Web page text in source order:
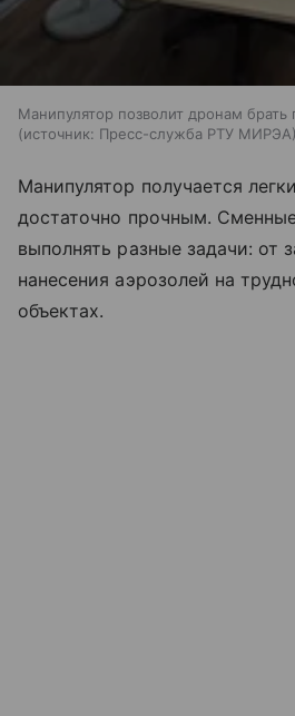
Манипулятор позволит дронам брать
источник: Пресс-служба РТУ МИРЭА
Манипулятор получается
достаточно прочным.
выполнять разные задачи: от
нанесения аэрозолей на
объектах.